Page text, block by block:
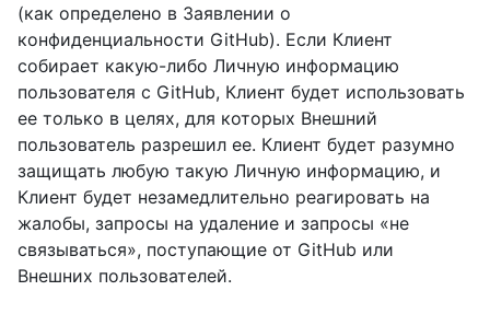
(как определено в Заявлении о
конфиденциальности GitHub). Если Клиент
собирает какую-либо Личную информацию
пользователя с GitHub, Клиент будет использовать
ее только в целях, для которых Внешний
пользователь разрешил ее. Клиент будет разумно
защищать любую такую Личную информацию, и
Клиент будет незамедлительно реагировать на
жалобы, запросы на удаление и запросы «не
связываться», поступающие от GitHub или
Внешних пользователей.